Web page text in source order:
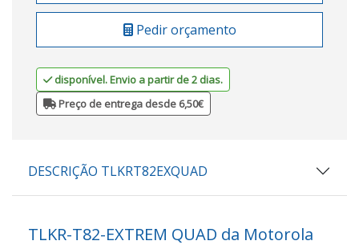
Pedir orçamento
disponível. Envio a partir de 2 dias.
Preço de entrega desde 6,50€
DESCRIÇÃO TLKRT82EXQUAD
TLKR-T82-EXTREM QUAD da Motorola